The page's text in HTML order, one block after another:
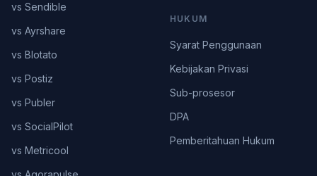
vs Sendible
vs Ayrshare
vs Blotato
vs Postiz
vs Publer
vs SocialPilot
vs Metricool
HUKUM
Syarat Penggunaan
Kebijakan Privasi
Sub-prosesor
DPA
Pemberitahuan Hukum